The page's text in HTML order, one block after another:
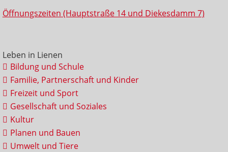
Öffnungszeiten (Hauptstraße 14 und Diekesdamm 7)
Leben in Lienen
Bildung und Schule
Familie, Partnerschaft und Kinder
Freizeit und Sport
Gesellschaft und Soziales
Kultur
Planen und Bauen
Umwelt und Tiere